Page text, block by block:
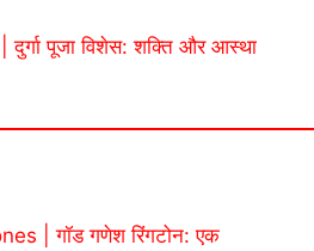
पूजा विशेस: शक्ति और आस्था
| गॉड गणेश रिंगटोन: एक